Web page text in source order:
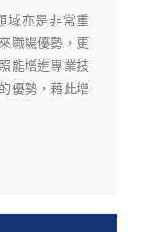
域亦是非常重
職場優勢，更
能增進專業技
優勢，藉此增